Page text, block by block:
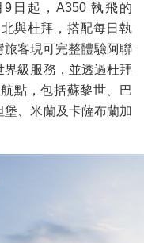
9日起，A350 執飛的
與杜拜，搭配每日執
客現可完整體驗阿聯
級服務，並透過杜拜
點，包括蘇黎世、巴
、米蘭及卡薩布蘭加